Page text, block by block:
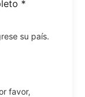
su país.
favor,